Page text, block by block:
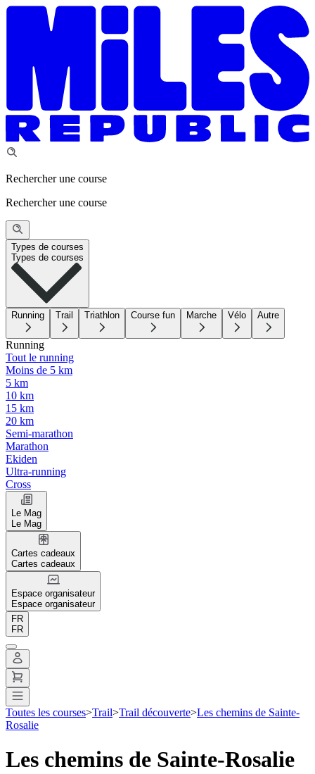
Rechercher une course
Rechercher une course
Types de courses
Types de courses
Running Trail Triathlon Course fun Marche Vélo Autre
Running
Tout le running
Moins de 5 km
5 km
10 km
15 km
20 km
Semi-marathon
Marathon
Ekiden
Ultra-running
Cross
Le Mag
Le Mag
Cartes cadeaux
Cartes cadeaux
Espace organisateur
Espace organisateur
FR
FR
Toutes les courses>Trail>Trail découverte>Les chemins de Sainte-
Rosalie
Les chemins de Sainte-Rosalie